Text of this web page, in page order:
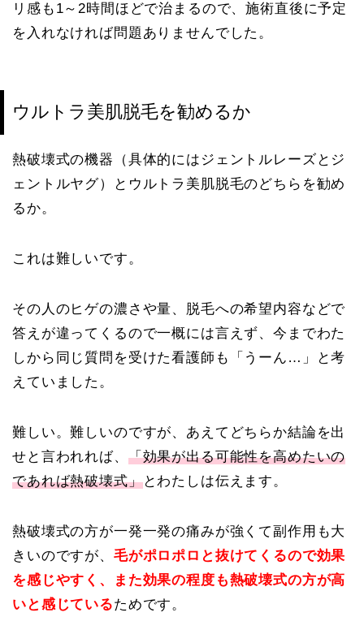
リ感も1～2時間ほどで治まるので、施術直後に予定
を入れなければ問題ありませんでした。
ウルトラ美肌脱毛を勧めるか
熱破壊式の機器（具体的にはジェントルレーズとジ
ェントルヤグ）とウルトラ美肌脱毛のどちらを勧め
るか。
これは難しいです。
その人のヒゲの濃さや量、脱毛への希望内容などで
答えが違ってくるので一概には言えず、今までわた
しから同じ質問を受けた看護師も「うーん…」と考
えていました。
難しい。難しいのですが、あえてどちらか結論を出
せと言われれば、 「効果が出る可能性を高めたいの
であれば熱破壊式」とわたしは伝えます。
熱破壊式の方が一発一発の痛みが強くて副作用も大
きいのですが、 毛がポロポロと抜けてくるので効果
を感じやすく、また効果の程度も熱破壊式の方が高
いと感じているためです。